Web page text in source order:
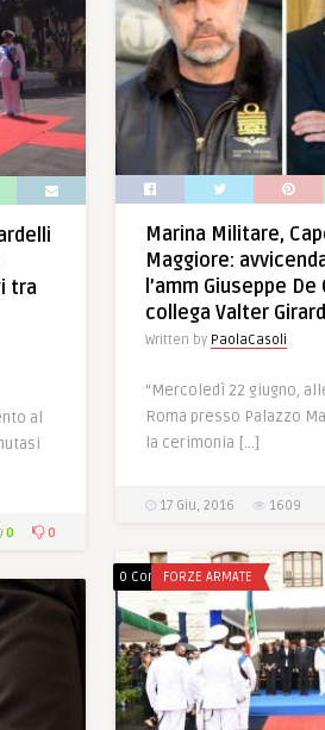
tra
al
0 0
Marina Militare,
Maggiore:
l’amm Giuseppe De
collega Valter
Written by PaolaCasoli
“Mercoledì 22 giugno,
Roma presso Palazzo
la cerimonia […]
17 Giu, 2016 1609
0 CommentsFORZE ARMATE